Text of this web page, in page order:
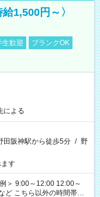
1,500円～〉
生歓迎
ブランクOK
による
田阪神駅から徒歩5分 / 野
す
帯も